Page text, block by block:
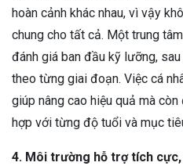
hoàn cảnh khác nhau, vì vậy
chung cho tất cả. Một trung
đánh giá ban đầu kỹ lưỡng,
theo từng giai đoạn. Việc cá
giúp nâng cao hiệu quả mà
hợp với từng độ tuổi và mục
4. Môi trường hỗ trợ tích